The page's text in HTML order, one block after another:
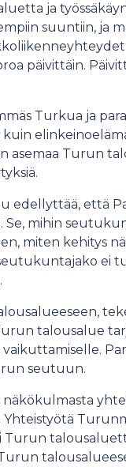
ja
suuntiin, ja
päivittäin.
Turkua ja
asemaa Turun
edellyttää, että
Se, mihin
miten kehitys
ei
talousalue
seutuun.
Turun